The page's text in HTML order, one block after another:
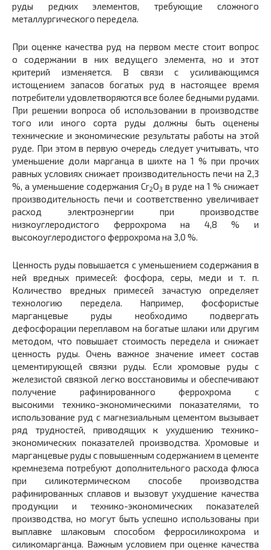
руды редких элементов, требующие сложного
металлургического передела.
При оценке качества руд на первом месте стоит вопрос
о содержании в них ведущего элемента, но и этот
критерий изменяется. В связи с усиливающимся
истощением запасов богатых руд в настоящее время
потребители удовлетворяются все более бедными рудами.
При решении вопроса об использовании в производстве
того или иного сорта руды должны быть оценены
технические и экономические результаты работы на этой
руде. При этом в первую очередь следует учитывать, что
уменьшение доли марганца в шихте на 1 % при прочих
равных условиях снижает производительность печи на 2,3
%, а уменьшение содержания Cr2O3 в руде на 1 % снижает
производительность печи и соответственно увеличивает
расход электроэнергии при производстве
низкоуглеродистого феррохрома на 4,8 % и
высокоуглеродистого феррохрома на 3,0 %.
Ценность руды повышается с уменьшением содержания в
ней вредных примесей: фосфора, серы, меди и т. п.
Количество вредных примесей зачастую определяет
технологию передела. Например, фосфористые
марганцевые руды необходимо подвергать
дефосфорации переплавом на богатые шлаки или другим
методом, что повышает стоимость передела и снижает
ценность руды. Очень важное значение имеет состав
цементирующей связки руды. Если хромовые руды с
железистой связкой легко восстановимы и обеспечивают
получение рафинированного феррохрома с
высокими технико-экономическими показателями, то
использование руд с магнезиальным цементом вызывает
ряд трудностей, приводящих к ухудшению технико-
экономических показателей производства. Хромовые и
марганцевые руды с повышенным содержанием в цементе
кремнезема потребуют дополнительного расхода флюса
при силикотермическом способе производства
рафинированных сплавов и вызовут ухудшение качества
продукции и технико-экономических показателей
производства, но могут быть успешно использованы при
выплавке шлаковым способом ферросиликохрома и
силикомарганца. Важным условием при оценке качества